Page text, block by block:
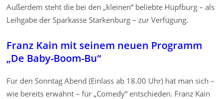
Außerdem steht die bei den „kleinen“ beliebte Hüpfburg – als
Leihgabe der Sparkasse Starkenburg – zur Verfügung.
Franz Kain mit seinem neuen Programm
„De Baby-Boom-Bu“
Für den Sonntag Abend (Einlass ab 18.00 Uhr) hat man sich –
wie bereits erwähnt – für „Comedy“ entschieden. Franz Kain